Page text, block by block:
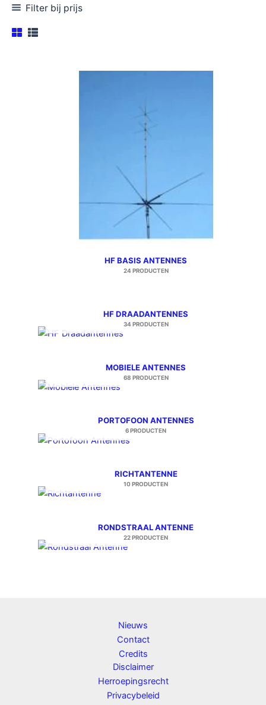
Filter bij prijs
HF BASIS ANTENNES
24 PRODUCTEN
HF DRAADANTENNES
34 PRODUCTEN
MOBIELE ANTENNES
68 PRODUCTEN
PORTOFOON ANTENNES
6 PRODUCTEN
RICHTANTENNE
10 PRODUCTEN
RONDSTRAAL ANTENNE
22 PRODUCTEN
Nieuws
Contact
Credits
Disclaimer
Herroepingsrecht
Privacybeleid